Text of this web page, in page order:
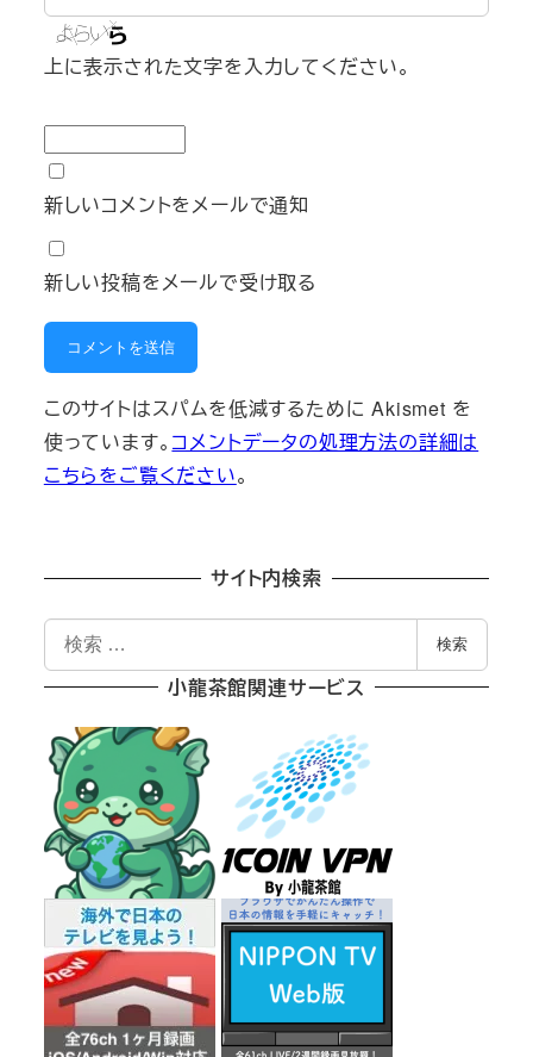
上に表示された文字を入力してください。
新しいコメントをメールで通知
新しい投稿をメールで受け取る
このサイトはスパムを低減するために Akismet を
使っています。 コメントデータの処理方法の詳細は
こちらをご覧ください。
サイト内検索
検
索
検索
小龍茶館関連サービス